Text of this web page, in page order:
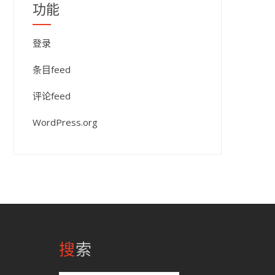
功能
登录
条目feed
评论feed
WordPress.org
搜索